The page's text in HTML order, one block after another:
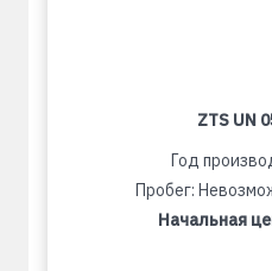
ZTS UN
Год
Пробег:
Начальная